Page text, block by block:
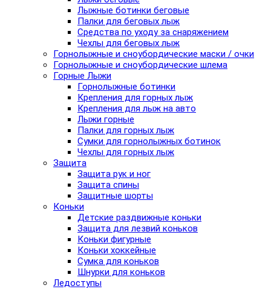
Лыжные ботинки беговые
Палки для беговых лыж
Средства по уходу за снаряжением
Чехлы для беговых лыж
Горнолыжные и сноубордические маски / очки
Горнолыжные и сноубордические шлема
Горные Лыжи
Горнолыжные ботинки
Крепления для горных лыж
Крепления для лыж на авто
Лыжи горные
Палки для горных лыж
Сумки для горнолыжных ботинок
Чехлы для горных лыж
Защита
Защита рук и ног
Защита спины
Защитные шорты
Коньки
Детские раздвижные коньки
Защита для лезвий коньков
Коньки фигурные
Коньки хоккейные
Сумка для коньков
Шнурки для коньков
Ледоступы